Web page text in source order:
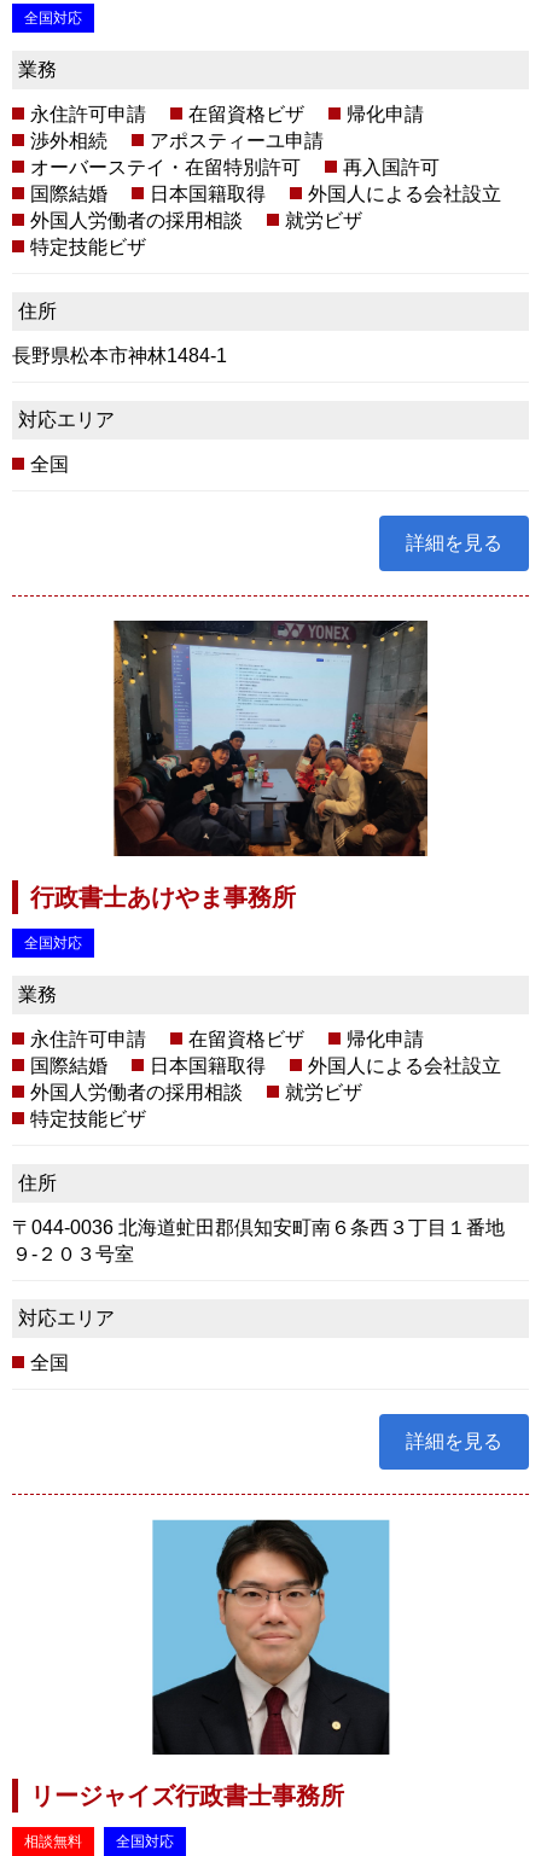
全国対応
業務
永住許可申請 在留資格ビザ
帰化申請
渉外相続
アポスティーユ申請
オーバーステイ・在留特別許可
再入国許可
国際結婚
日本国籍取得
外国人による会社設立
外国人労働者の採用相談
就労ビザ
特定技能ビザ
住所
長野県松本市神林1484-1
対応エリア
全国
詳細を見る
行政書士あけやま事務所
全国対応
業務
永住許可申請 在留資格ビザ
帰化申請
国際結婚
日本国籍取得
外国人による会社設立
外国人労働者の採用相談
就労ビザ
特定技能ビザ
住所
〒044-0036 北海道虻田郡倶知安町南６条西３丁目１番地
９-２０３号室
対応エリア
全国
詳細を見る
リージャイズ行政書士事務所
相談無料 全国対応